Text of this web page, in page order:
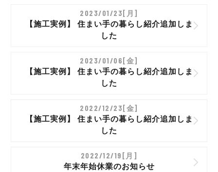
2023/01/23[月]
【施工実例】 住まい手の暮らし紹介追加しま
した
2023/01/06[金]
【施工実例】 住まい手の暮らし紹介追加しま
した
2022/12/23[金]
【施工実例】 住まい手の暮らし紹介追加しま
した
2022/12/19[月]
年末年始休業のお知らせ